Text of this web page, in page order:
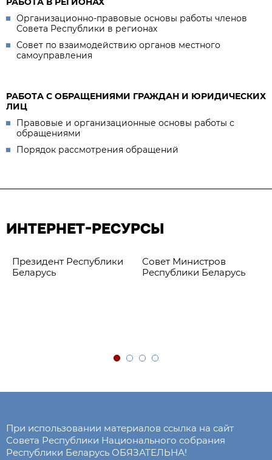
Организационно-правовые основы работы членов
Совета Республики в регионах
Совет по взаимодействию органов местного
самоуправления
РАБОТА С ОБРАЩЕНИЯМИ ГРАЖДАН И ЮРИДИЧЕСКИХ
ЛИЦ
Правовые и организационные основы работы с
обращениями
Порядок рассмотрения обращений
ИНТЕРНЕТ-РЕСУРСЫ
Президент Республики
Беларусь
Совет Министров
Республики Беларусь
При использовании материалов ссылка на сайт
Совета Республики Национального собрания
Республики Беларусь ОБЯЗАТЕЛЬНА!